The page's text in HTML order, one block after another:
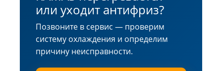
или уходит антифриз?
Позвоните в сервис — проверим
систему охлаждения и определим
причину неисправности.